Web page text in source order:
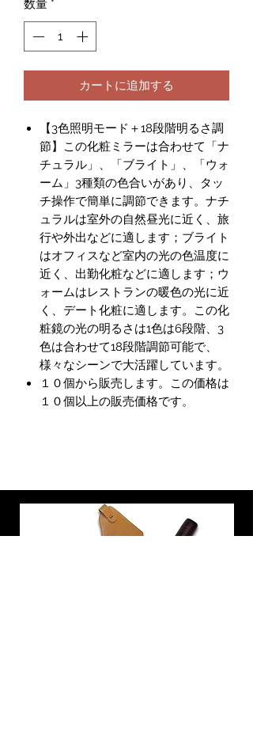
数量 *
カートに追加する
【3色照明モード＋18段階明るさ調
節】この化粧ミラーは合わせて「ナ
チュラル」、「ブライト」、「ウォ
ーム」3種類の色合いがあり、タッ
チ操作で簡単に調節できます。ナチ
ュラルは室外の自然昼光に近く、旅
行や外出などに適します；ブライト
はオフィスなど室内の光の色温度に
近く、出勤化粧などに適します；ウ
ォームはレストランの暖色の光に近
く、デート化粧に適します。この化
粧鏡の光の明るさは1色は6段階、3
色は合わせて18段階調節可能で、
様々なシーンで大活躍しています。
１０個から販売します。この価格は
１０個以上の販売価格です。